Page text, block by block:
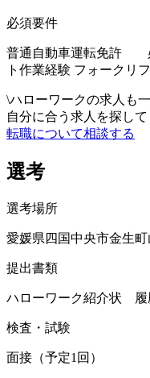
必須要件
普通自動車運転免許
ト作業経験 フォークリ
\ハローワークの求人も
自分に合う求人を探して
転職について相談する
選考
選考場所
愛媛県四国中央市金生
提出書類
ハローワーク紹介状 履
検査・試験
面接（予定1回）